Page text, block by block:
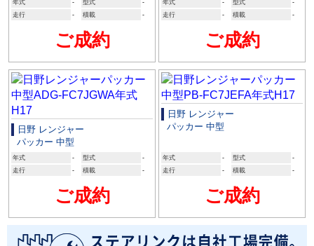
年式 - 型式
-
走行
- 積載 -
ご成約
年式 - 型式
-
走行
- 積載 -
ご成約
日野 レンジャー
パッカー 中型
年式 - 型式
-
走行
- 積載 -
ご成約
日野 レンジャー
パッカー 中型
年式 - 型式
-
走行
- 積載 -
ご成約